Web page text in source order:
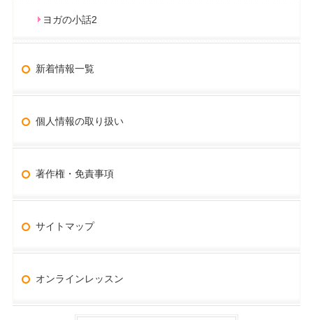
ヨガの小話2
新着情報一覧
個人情報の取り扱い
著作権・免責事項
サイトマップ
オンラインレッスン